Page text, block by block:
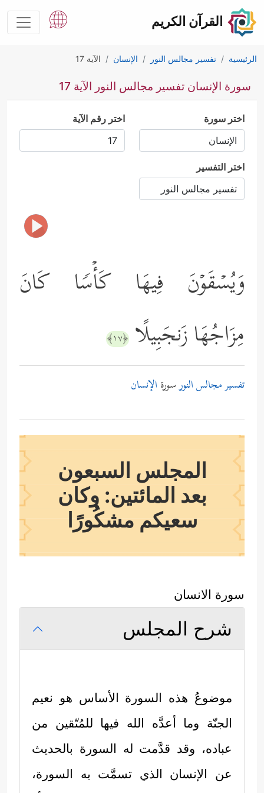
القرآن الكريم
الرئيسية تفسير مجالس النور الإنسان الآية 17
سورة الإنسان تفسير مجالس النور الآية 17
اختر سورة اختر رقم الآية
اختر التفسير
وَیُسۡقَوۡنَ فِیهَا كَأۡسࣰا كَانَ
مِزَاجُهَا زَنجَبِیلًا ﴿١٧﴾
تفسير مجالس النورسورة الإنسان
المجلس السبعون
بعد المائتين: وكان
سعيكم مشكُورًا
سورة الانسان
شرح المجلس
موضوعُ هذه السورة الأساس هو نعيم
الجنّة وما أعدَّه الله فيها للمُتّقين من
عباده، وقد قدَّمت له السورة بالحديث
عن الإنسان الذي تسمَّت به السورة،